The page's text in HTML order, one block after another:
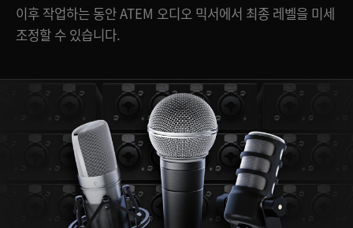
이후 작업하는 동안 ATEM 오디오 믹서에서 최종 레벨을 미세
조정할 수 있습니다.